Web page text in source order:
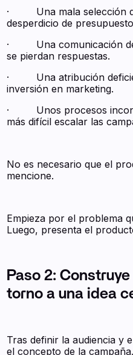
· Una mala selección
desperdicio de
· Una comunicación
se pierdan respuestas.
· Una atribución
inversión en marketing.
· Unos procesos
más difícil escalar las
No es necesario que el
mencione.
Empieza por el problema
Luego, presenta el
Paso 2:
torno a una idea
Tras definir la audiencia y
el concepto de la campaña.